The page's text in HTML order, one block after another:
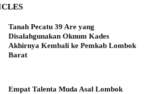
Tanah Pecatu 39 Are yang
Disalahgunakan Oknum Kades
Akhirnya Kembali ke Pemkab Lombok
Barat
Empat Talenta Muda Asal Lombok